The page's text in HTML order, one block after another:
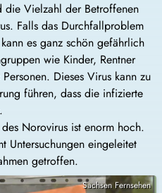
die Vielzahl der Betroffenen
Falls das Durchfallproblem
es ganz schön gefährlich
wie Kinder, Rentner
Dieses Virus kann zu
führen, dass die infizierte
Norovirus ist enorm hoch.
Untersuchungen eingeleitet
getroffen.
Sachsen Fernsehen